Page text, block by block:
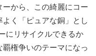
から、この綺麗にコー
く「ピュアな銅」とし
にリサイクルできるか
権争いのテーマになっ